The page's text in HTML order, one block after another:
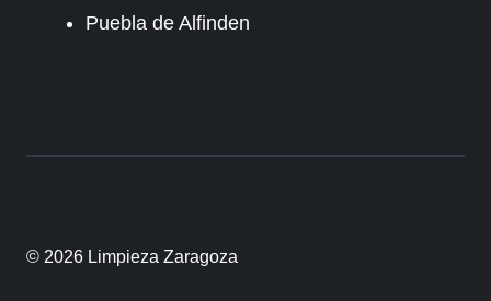
Puebla de Alfinden
© 2026 Limpieza Zaragoza